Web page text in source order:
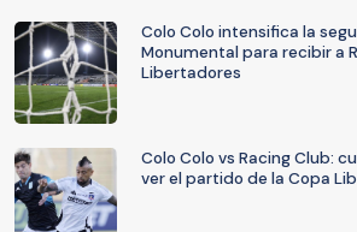
Colo Colo intensifica la
Monumental para recibir a
Libertadores
Colo Colo vs Racing Club:
ver el partido de la Copa